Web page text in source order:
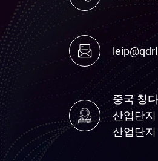
중국 칭
산업단
산업단